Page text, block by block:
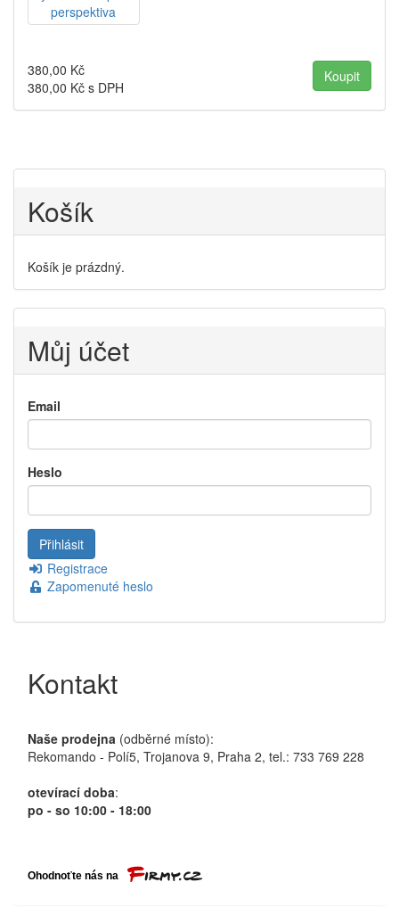
380,00 Kč
380,00 Kč s DPH
Košík
Košík je prázdný.
Můj účet
Email
Heslo
Registrace
Zapomenuté heslo
Kontakt
Naše prodejna (odběrné místo):
Rekomando - Polí5, Trojanova 9, Praha 2, tel.: 733 769 228
otevírací doba:
po - so 10:00 - 18:00